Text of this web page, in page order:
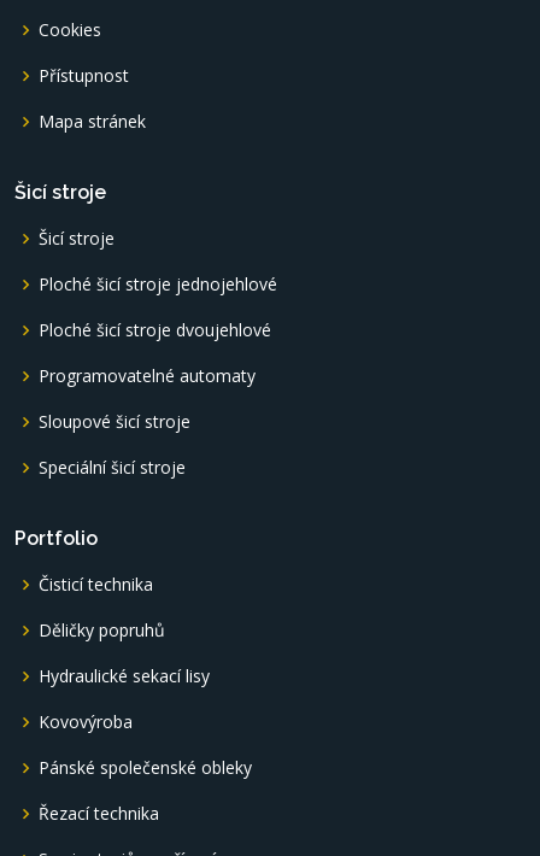
Cookies
Přístupnost
Mapa stránek
Šicí stroje
Šicí stroje
Ploché šicí stroje jednojehlové
Ploché šicí stroje dvoujehlové
Programovatelné automaty
Sloupové šicí stroje
Speciální šicí stroje
Portfolio
Čisticí technika
Děličky popruhů
Hydraulické sekací lisy
Kovovýroba
Pánské společenské obleky
Řezací technika